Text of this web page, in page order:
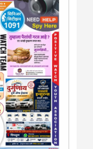
साधा- भारत
साधा..
जाहिराती स्विकारल्या
तुमच्या नाेटीस द्या. बँक,
वाजवी दरात आम्ही